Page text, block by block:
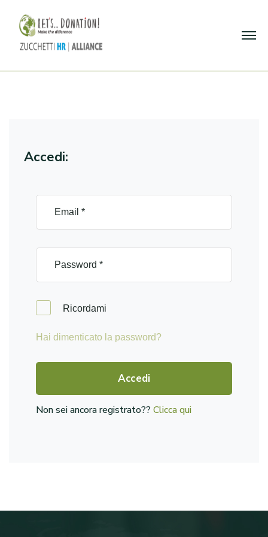
Accedi:
Ricordami
Hai dimenticato la password?
Accedi
Non sei ancora registrato??Clicca qui